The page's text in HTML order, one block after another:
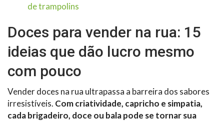
de trampolins
Doces para vender na rua: 15
ideias que dão lucro mesmo
com pouco
Vender doces na rua ultrapassa a barreira dos sabores
irresistíveis. Com criatividade, capricho e simpatia,
cada brigadeiro, doce ou bala pode se tornar sua